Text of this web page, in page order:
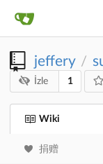
jeffery /
İzle 1
Wiki
捐赠